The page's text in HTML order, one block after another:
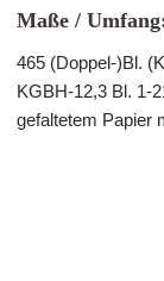
Maße /
465 (Doppel-)Bl.
KGBH-12,3 Bl. 1-
gefaltetem Papier